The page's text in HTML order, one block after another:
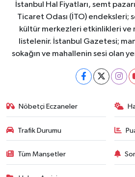
İstanbul Hal Fiyatları, semt
Ticaret Odası (İTO) endeksleri;
kültür merkezleri etkinlikleri
listelenir. İstanbul Gazetesi;
sokağın ve mahallenin sesi olan
Nöbetçi Eczaneler
Trafik Durumu
Tüm Manşetler